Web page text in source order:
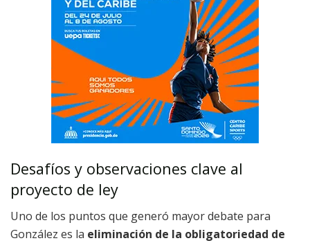
Desafíos y observaciones clave al
proyecto de ley
Uno de los puntos que generó mayor debate para
González es la eliminación de la obligatoriedad de